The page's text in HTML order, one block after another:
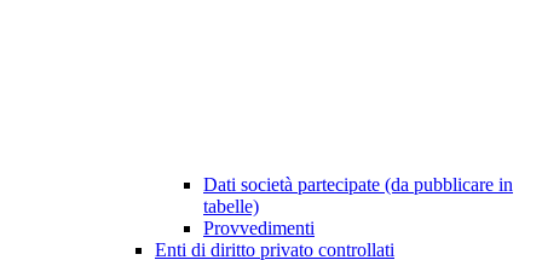
Dati società partecipate (da pubblicare in
tabelle)
Provvedimenti
Enti di diritto privato controllati